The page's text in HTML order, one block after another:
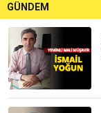
GÜNDEM